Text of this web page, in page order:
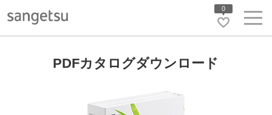
0
PDFカタログダウンロード